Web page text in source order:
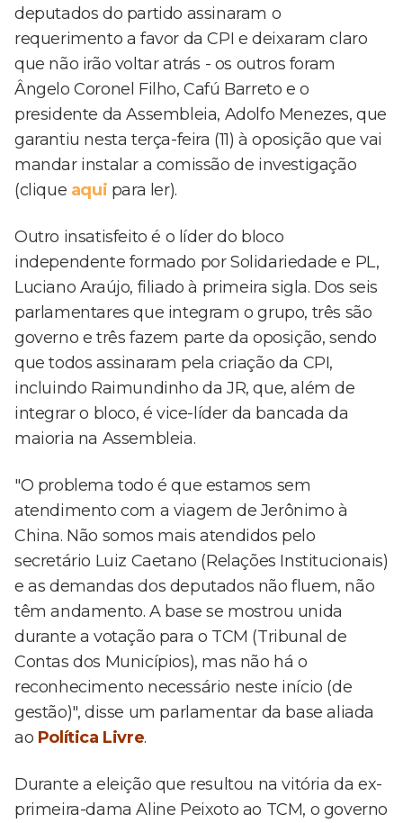
deputados do partido assinaram o
requerimento a favor da CPI e deixaram claro
que não irão voltar atrás - os outros foram
Ângelo Coronel Filho, Cafú Barreto e o
presidente da Assembleia, Adolfo Menezes, que
garantiu nesta terça-feira (11) à oposição que vai
mandar instalar a comissão de investigação
(clique aqui para ler).
Outro insatisfeito é o líder do bloco
independente formado por Solidariedade e PL,
Luciano Araújo, filiado à primeira sigla. Dos seis
parlamentares que integram o grupo, três são
governo e três fazem parte da oposição, sendo
que todos assinaram pela criação da CPI,
incluindo Raimundinho da JR, que, além de
integrar o bloco, é vice-líder da bancada da
maioria na Assembleia.
"O problema todo é que estamos sem
atendimento com a viagem de Jerônimo à
China. Não somos mais atendidos pelo
secretário Luiz Caetano (Relações Institucionais)
e as demandas dos deputados não fluem, não
têm andamento. A base se mostrou unida
durante a votação para o TCM (Tribunal de
Contas dos Municípios), mas não há o
reconhecimento necessário neste início (de
gestão)", disse um parlamentar da base aliada
ao Política Livre.
Durante a eleição que resultou na vitória da ex-
primeira-dama Aline Peixoto ao TCM, o governo